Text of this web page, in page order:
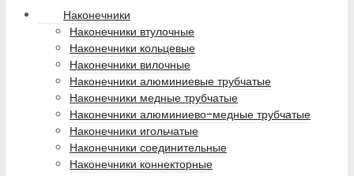
Наконечники
Наконечники втулочные
Наконечники кольцевые
Наконечники вилочные
Наконечники алюминиевые трубчатые
Наконечники медные трубчатые
Наконечники алюминиево-медные трубчатые
Наконечники игольчатые
Наконечники соединительные
Наконечники коннекторные